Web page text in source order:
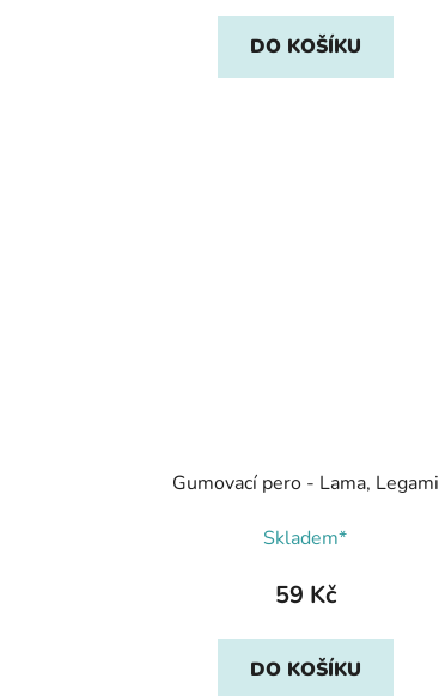
DO KOŠÍKU
Gumovací pero - Lama, Legami
Skladem*
59 Kč
DO KOŠÍKU